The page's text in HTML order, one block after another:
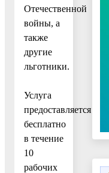
Отечественной
войны, а
также
другие
льготники.
Услуга
предоставляется
бесплатно
в течение
10
рабочих